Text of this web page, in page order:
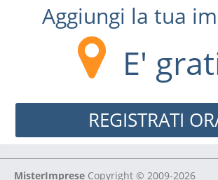
Aggiungi la tua
E'
REGISTRATI
MisterImprese Copyright © 2009-2026